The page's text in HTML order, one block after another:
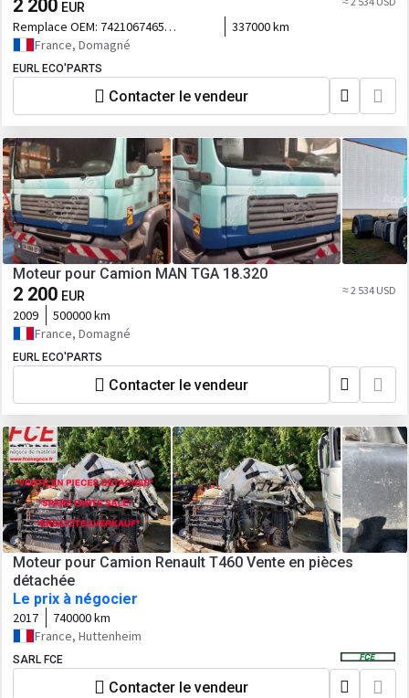
2 200 EUR
Remplace OEM: 7421067465
7485000915
337000 km
France, Domagné
EURL ECO'PARTS
Contacter le vendeur
Moteur pour Camion MAN TGA 18.320
2 200 EUR ≈ 2 534 USD
2009
500000 km
France, Domagné
EURL ECO'PARTS
Contacter le vendeur
Moteur pour Camion Renault T460 Vente en pièces
détachée
Le prix à négocier
2017
740000 km
France, Huttenheim
SARL FCE
Contacter le vendeur